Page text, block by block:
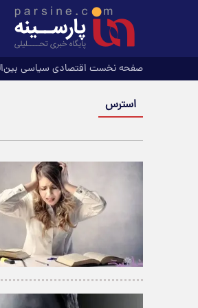
صفحه نخست اقتصادی سیاسی
استرس